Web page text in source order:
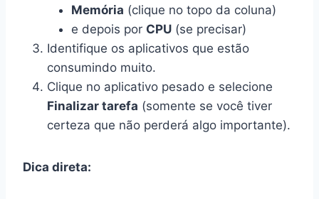
Memória (clique no topo da coluna)
e depois por CPU (se precisar)
Identifique os aplicativos que estão
consumindo muito.
Clique no aplicativo pesado e selecione
Finalizar tarefa (somente se você tiver
certeza que não perderá algo importante).
Dica direta: